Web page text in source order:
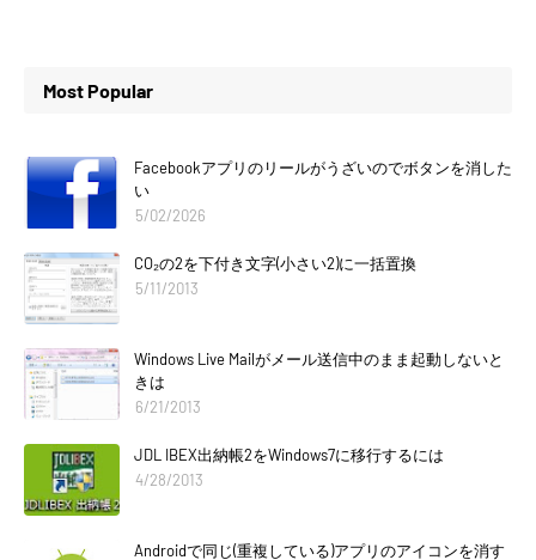
Most Popular
Facebookアプリのリールがうざいのでボタンを消した
い
5/02/2026
CO₂の2を下付き文字(小さい2)に一括置換
5/11/2013
Windows Live Mailがメール送信中のまま起動しないと
きは
6/21/2013
JDL IBEX出納帳2をWindows7に移行するには
4/28/2013
Androidで同じ(重複している)アプリのアイコンを消す